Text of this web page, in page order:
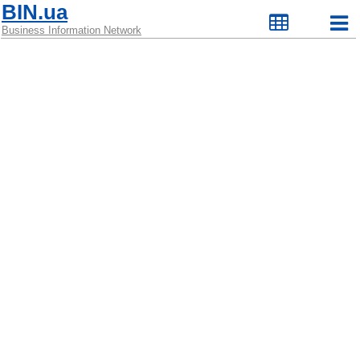
BIN.ua
Business Information Network